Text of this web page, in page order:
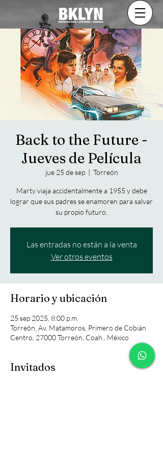
Back to the Future -
Jueves de Película
jue 25 de sep
  |
Torreón
Marty viaja accidentalmente a 1955 y debe
lograr que sus padres se enamoren para salvar
su propio futuro.
Las entradas no están a la venta
Ver otros eventos
Horario y ubicación
25 sep 2025, 8:00 p.m.
Torreón, Av. Matamoros, Primero de Cobián
Centro, 27000 Torreón, Coah., México
Invitados